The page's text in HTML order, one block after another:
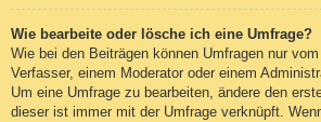
Wie bearbeite oder lösche ich eine Umfrage?
Wie bei den Beiträgen können Umfragen nur
Verfasser, einem Moderator oder einem
Um eine Umfrage zu bearbeiten, ändere den
dieser ist immer mit der Umfrage verknüpft.